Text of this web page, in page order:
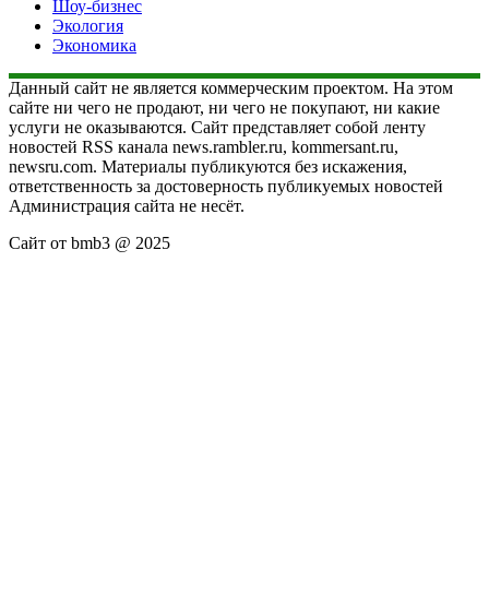
Шоу-бизнес
Экология
Экономика
Данный сайт не является коммерческим проектом. На этом
сайте ни чего не продают, ни чего не покупают, ни какие
услуги не оказываются. Сайт представляет собой ленту
новостей RSS канала news.rambler.ru, kommersant.ru,
newsru.com. Материалы публикуются без искажения,
ответственность за достоверность публикуемых новостей
Администрация сайта не несёт.
Сайт от bmb3 @ 2025